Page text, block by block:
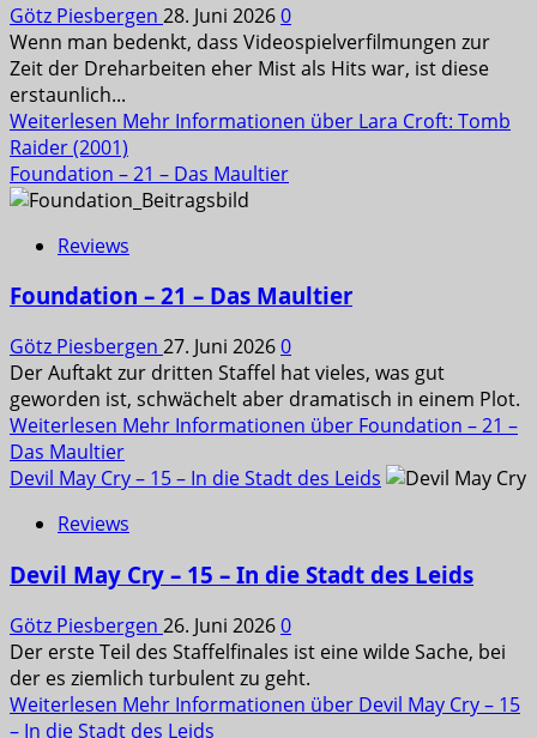
Götz Piesbergen 28. Juni 20260
Wenn man bedenkt, dass Videospielverfilmungen zur
Zeit der Dreharbeiten eher Mist als Hits war, ist diese
erstaunlich...
Weiterlesen Mehr Informationen über Lara Croft: Tomb
Raider (2001)
Foundation – 21 – Das Maultier
Reviews
Foundation – 21 – Das Maultier
Götz Piesbergen 27. Juni 20260
Der Auftakt zur dritten Staffel hat vieles, was gut
geworden ist, schwächelt aber dramatisch in einem Plot.
Weiterlesen Mehr Informationen über Foundation – 21 –
Das Maultier
Devil May Cry – 15 – In die Stadt des Leids
Reviews
Devil May Cry – 15 – In die Stadt des Leids
Götz Piesbergen 26. Juni 20260
Der erste Teil des Staffelfinales ist eine wilde Sache, bei
der es ziemlich turbulent zu geht.
Weiterlesen Mehr Informationen über Devil May Cry – 15
– In die Stadt des Leids